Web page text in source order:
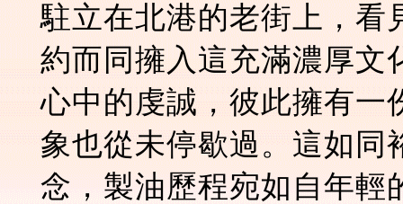
駐立在北港的老街上，看
約而同擁入這充滿濃厚文
心中的虔誠，彼此擁有一
象也從未停歇過。這如同
念，製油歷程宛如自年輕